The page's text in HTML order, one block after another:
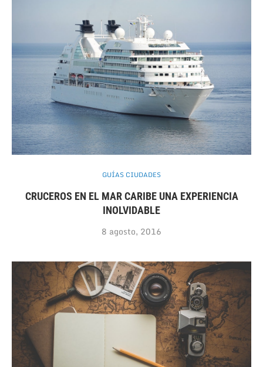
GUÍAS CIUDADES
CRUCEROS EN EL MAR CARIBE UNA EXPERIENCIA
INOLVIDABLE
8 agosto, 2016